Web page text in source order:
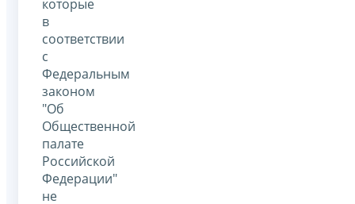
которые
в
соответствии
с
Федеральным
законом
"Об
Общественной
палате
Российской
Федерации"
не